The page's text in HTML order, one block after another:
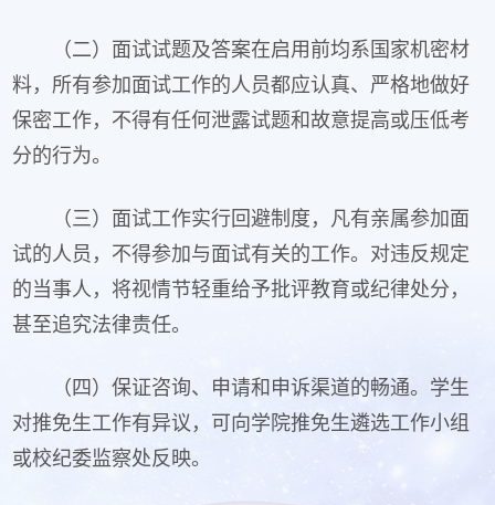
（二）面试试题及答案在启用前均系国家机密材
料，所有参加面试工作的人员都应认真、严格地做好
保密工作，不得有任何泄露试题和故意提高或压低考
分的行为。
（三）面试工作实行回避制度，凡有亲属参加面
试的人员，不得参加与面试有关的工作。对违反规定
的当事人，将视情节轻重给予批评教育或纪律处分，
甚至追究法律责任。
（四）保证咨询、申请和申诉渠道的畅通。学生
对推免生工作有异议，可向学院推免生遴选工作小组
或校纪委监察处反映。